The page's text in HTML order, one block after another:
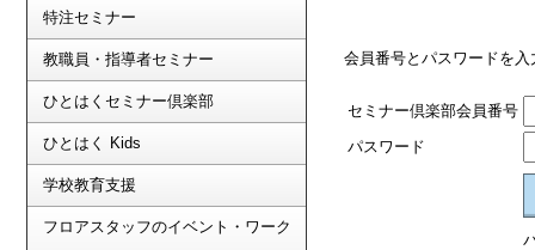
特注セミナー
教職員・指導者セミナー
ひとはくセミナー倶楽部
ひとはく Kids
学校教育支援
フロアスタッフのイベント・ワーク
会員番号とパスワードを
セミナー倶楽部会員番号
パスワード